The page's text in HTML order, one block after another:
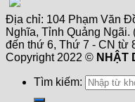
Địa chỉ: 104 Phạm Văn
Nghĩa, Tỉnh Quảng
đến thứ 6, Thứ 7 - CN từ
Copyright 2022 © NHẬT
Tìm kiếm: